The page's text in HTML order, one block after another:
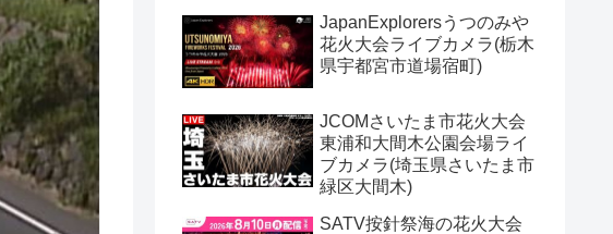
JapanExplorersうつのみや
花火大会ライブカメラ(栃木
県宇都宮市道場宿町)
JCOMさいたま市花火大会
東浦和大間木公園会場ライ
ブカメラ(埼玉県さいたま市
緑区大間木)
SATV按針祭海の花火大会